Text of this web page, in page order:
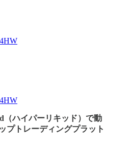
ハイパーリキッド）で動
プトレーディングプラット